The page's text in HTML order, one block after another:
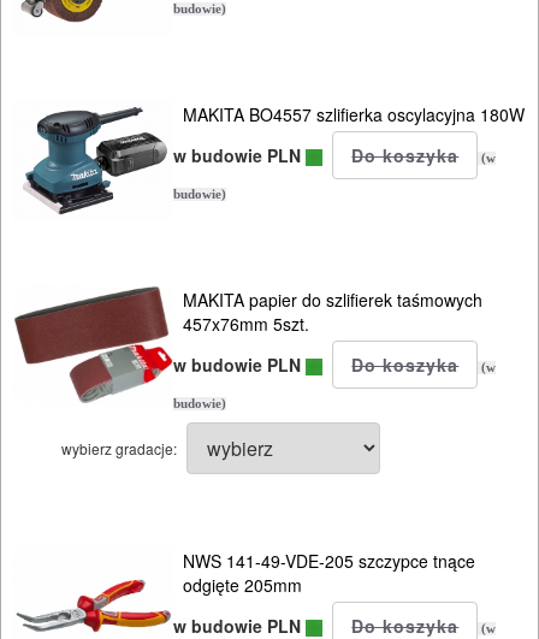
OGRODNICZE
PILARKI-
KOSIARKI-
KOSY
MYJKI
Elektryczne
Spalinowe
Akumulatorowe
budowie)
MAKITA BO4557 szlifierka oscylacyjna 180W
w budowie PLN
(w
budowie)
MAKITA papier do szlifierek taśmowych
457x76mm 5szt.
w budowie PLN
(w
budowie)
wybierz gradacje:
NWS 141-49-VDE-205 szczypce tnące
odgięte 205mm
w budowie PLN
(w